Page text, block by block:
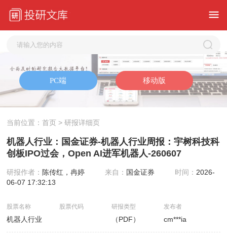
当前位置：首页 > 研报详细页
机器人行业：国金证券-机器人行业周报：宇树科技科
创板IPO过会，Open AI进军机器人-260607
研报作者： 陈传红，冉婷 来自： 国金证券 时间： 2026-
06-07 17:32:13
股票名称
机器人行业
股票代码 研报类型
（PDF）
发布者
cm***ia